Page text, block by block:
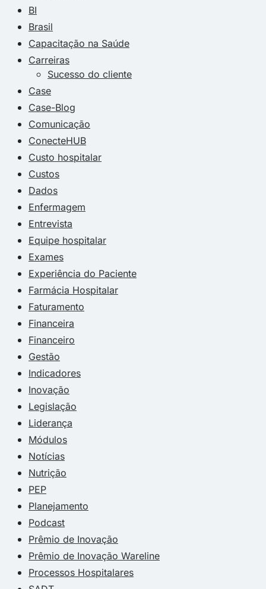
BI
Brasil
Capacitação na Saúde
Carreiras
Sucesso do cliente
Case
Case-Blog
Comunicação
ConecteHUB
Custo hospitalar
Custos
Dados
Enfermagem
Entrevista
Equipe hospitalar
Exames
Experiência do Paciente
Farmácia Hospitalar
Faturamento
Financeira
Financeiro
Gestão
Indicadores
Inovação
Legislação
Liderança
Módulos
Notícias
Nutrição
PEP
Planejamento
Podcast
Prêmio de Inovação
Prêmio de Inovação Wareline
Processos Hospitalares